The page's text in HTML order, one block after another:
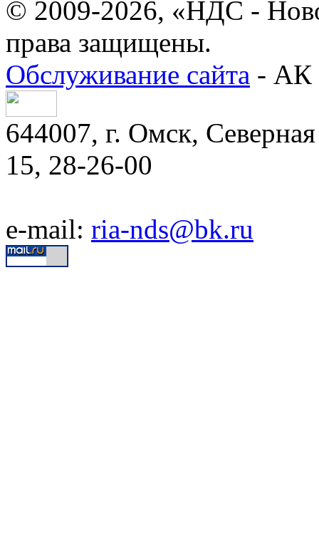
© 2009-2026, «НДС -
права защищены.
Обслуживание сайта - АК
644007, г. Омск,
15, 28-26-00
e-mail: ria-nds@bk.ru